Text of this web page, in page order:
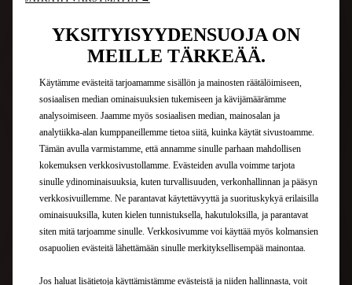
etäohjauksesta
YKSITYISYYDENSUOJA ON
MEILLE TÄRKEÄÄ.
Käytämme evästeitä tarjoamamme sisällön ja mainosten räätälöimiseen,
sosiaalisen median ominaisuuksien tukemiseen ja kävijämäärämme
analysoimiseen. Jaamme myös sosiaalisen median, mainosalan ja
analytiikka-alan kumppaneillemme tietoa siitä, kuinka käytät sivustoamme.
Tämän avulla varmistamme, että annamme sinulle parhaan mahdollisen
kokemuksen verkkosivustollamme. Evästeiden avulla voimme tarjota
sinulle ydinominaisuuksia, kuten turvallisuuden, verkonhallinnan ja pääsyn
verkkosivuillemme. Ne parantavat käytettävyyttä ja suorituskykyä erilaisilla
ominaisuuksilla, kuten kielen tunnistuksella, hakutuloksilla, ja parantavat
siten mitä tarjoamme sinulle. Verkkosivumme voi käyttää myös kolmansien
osapuolien evästeitä lähettämään sinulle merkityksellisempää mainontaa.
Jos haluat lisätietoja käyttämistämme evästeistä ja niiden hallinnasta, voit